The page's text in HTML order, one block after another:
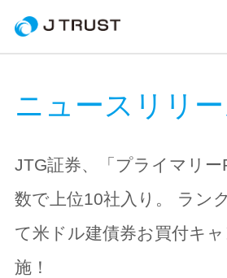
ニュースリリ
JTG証券、「プライマリー
数で上位10社入り。 ラン
て米ドル建債券お買付キ
施！